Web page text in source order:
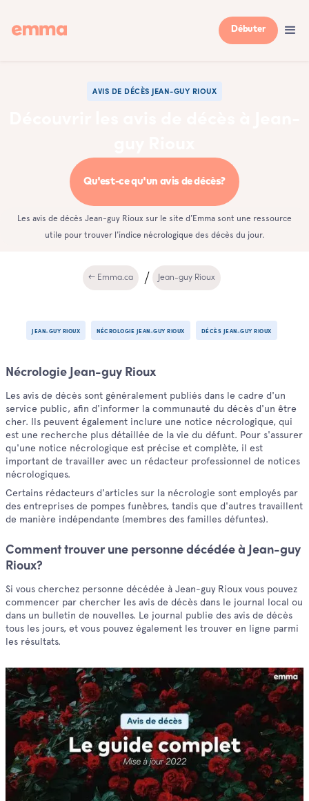
Débuter
AVIS DE DÉCÈS JEAN-GUY RIOUX
Qu'est-ce qu'un avis de décès?
Les avis de décès Jean-guy Rioux sur le site d'Emma sont une ressource
utile pour trouver l'indice nécrologique des décès du jour.
← Emma.ca Jean-guy Rioux
JEAN-GUY RIOUX NÉCROLOGIE JEAN-GUY RIOUX DÉCÈS JEAN-GUY RIOUX
Nécrologie Jean-guy Rioux
Les avis de décès sont généralement publiés dans le cadre d'un
service public, afin d'informer la communauté du décès d'un être
cher. Ils peuvent également inclure une notice nécrologique, qui
est une recherche plus détaillée de la vie du défunt. Pour s'assurer
qu'une notice nécrologique est précise et complète, il est
important de travailler avec un rédacteur professionnel de notices
nécrologiques.
Certains rédacteurs d'articles sur la nécrologie sont employés par
des entreprises de pompes funèbres, tandis que d'autres travaillent
de manière indépendante (membres des familles défuntes).
Comment trouver une personne décédée à Jean-guy
Rioux?
Si vous cherchez personne décédée à Jean-guy Rioux vous pouvez
commencer par chercher les avis de décès dans le journal local ou
dans un bulletin de nouvelles. Le journal publie des avis de décès
tous les jours, et vous pouvez également les trouver en ligne parmi
les résultats.